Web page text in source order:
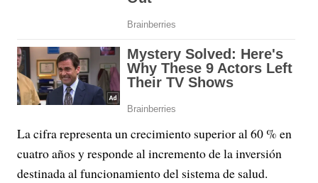
La cifra representa un crecimiento superior al 60 % en
cuatro años y responde al incremento de la inversión
destinada al funcionamiento del sistema de salud.